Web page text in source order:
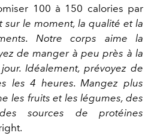
100 à 150 calories par
sur le moment, la qualité et la
Notre corps aime la
de manger à peu près à la
Idéalement, prévoyez de
les 4 heures. Mangez plus
les fruits et les légumes, des
sources de protéines